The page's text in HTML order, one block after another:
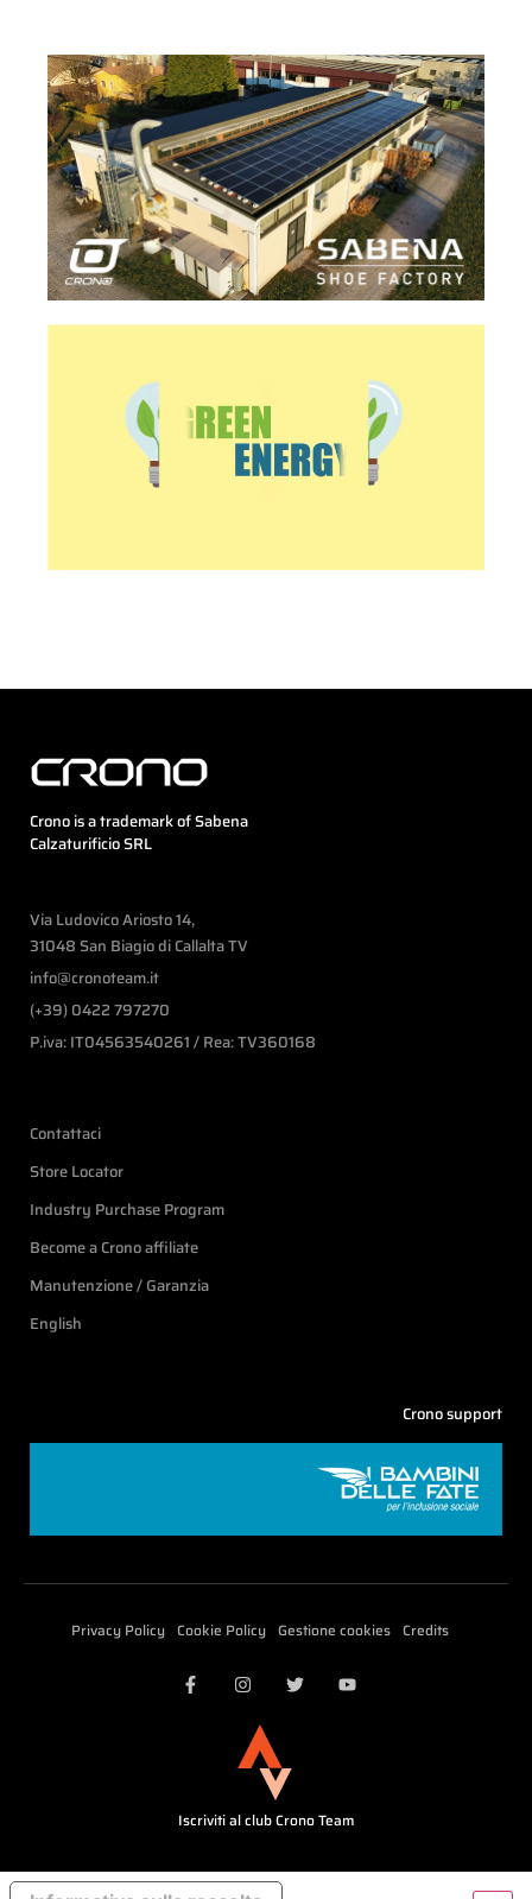
Crono is a trademark of Sabena
Calzaturificio SRL
Via Ludovico Ariosto 14,
31048 San Biagio di Callalta TV
info@cronoteam.it
(+39) 0422 797270
P.iva: IT04563540261 / Rea: TV360168
Contattaci
Store Locator
Industry Purchase Program
Become a Crono affiliate
Manutenzione / Garanzia
English
Crono support
Privacy Policy Cookie Policy Gestione cookies Credits
Iscriviti al club Crono Team